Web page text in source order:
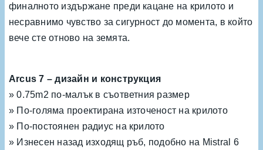
финалното издържане преди кацане на крилото и
несравнимо чувство за сигурност до момента, в който
вече сте отново на земята.
Arcus 7 – дизайн и конструкция
» 0.75m2 по-малък в съответния размер
» По-голяма проектирана източеност на крилото
» По-постоянен радиус на крилото
» Изнесен назад изходящ ръб, подобно на Mistral 6